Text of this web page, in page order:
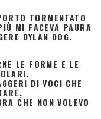
TORMENTATO
MI FACEVA PAURA
DYLAN DOG.
LE FORME E LE
DI VOCI CHE
CHE NON VOLEVO